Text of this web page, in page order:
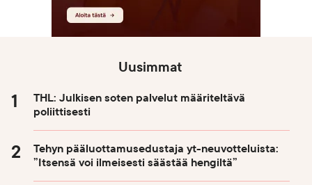
Uusimmat
THL: Julkisen soten palvelut määriteltävä
poliittisesti
Tehyn pääluottamusedustaja yt-neuvotteluista:
”Itsensä voi ilmeisesti säästää hengiltä”